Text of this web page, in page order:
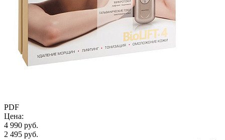
PDF
Цена:
4 990 руб.
2 495 руб.